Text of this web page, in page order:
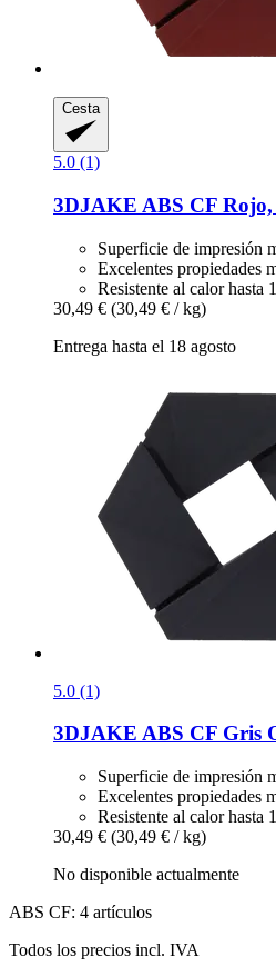
Cesta
5.0 (1)
3DJAKE ABS CF
Superficie de impresión
Excelentes propiedades
Resistente al calor hasta
30,49 € (30,49 € / kg)
Entrega hasta el 18 agosto
5.0 (1)
3DJAKE ABS CF Gris
Superficie de impresión
Excelentes propiedades
Resistente al calor hasta
30,49 € (30,49 € / kg)
No disponible actualmente
ABS CF: 4 artículos
Todos los precios incl. IVA